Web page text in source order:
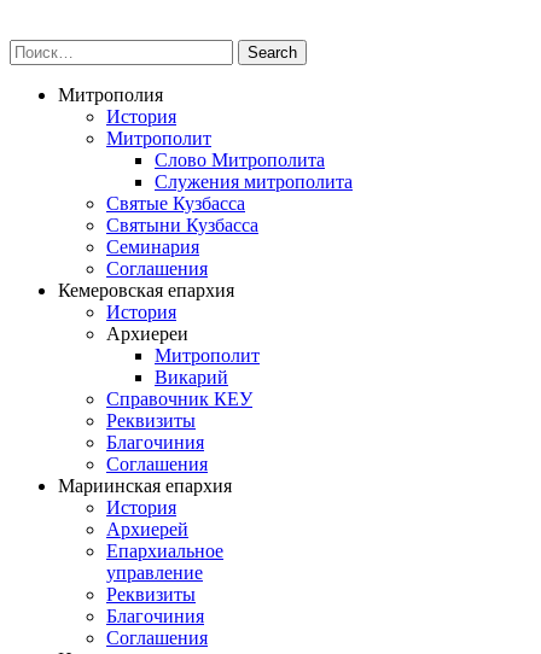
Митрополия
История
Митрополит
Слово Митрополита
Служения митрополита
Святые Кузбасса
Святыни Кузбасса
Семинария
Соглашения
Кемеровская епархия
История
Архиереи
Митрополит
Викарий
Справочник КЕУ
Реквизиты
Благочиния
Соглашения
Мариинская епархия
История
Архиерей
Епархиальное
управление
Реквизиты
Благочиния
Соглашения